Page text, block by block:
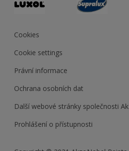
Cookies
Cookie settings
Právní informace
Ochrana osobních dat
Další webové stránky společnosti
Prohlášení o přístupnosti